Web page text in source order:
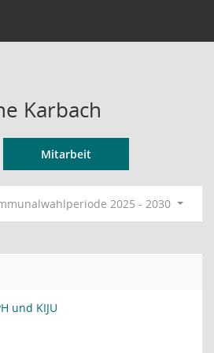
Karbach
Mitarbeit
2025 - 2030
und KIJU